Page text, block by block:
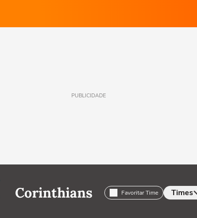
PUBLICIDADE
Corinthians Favoritar Time Times